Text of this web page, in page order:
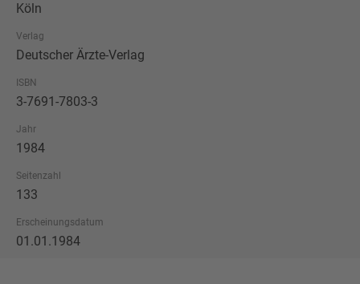
Köln
Verlag
Deutscher Ärzte-Verlag
ISBN
3-7691-7803-3
Jahr
1984
Seitenzahl
133
Erscheinungsdatum
01.01.1984